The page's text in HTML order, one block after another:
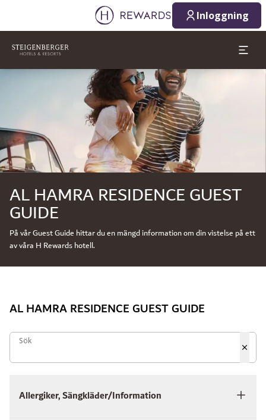
Inloggning
Bild 1 av 1
AL HAMRA RESIDENCE GUEST
GUIDE
På vår Guest Guide hittar du en mängd information om din vistelse på ett
av våra H Rewards hotell.
AL HAMRA RESIDENCE GUEST GUIDE
SökSök
Allergiker, Sängkläder/Information